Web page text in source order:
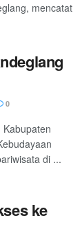
mencatat
0
Kabupaten
di ...
ke